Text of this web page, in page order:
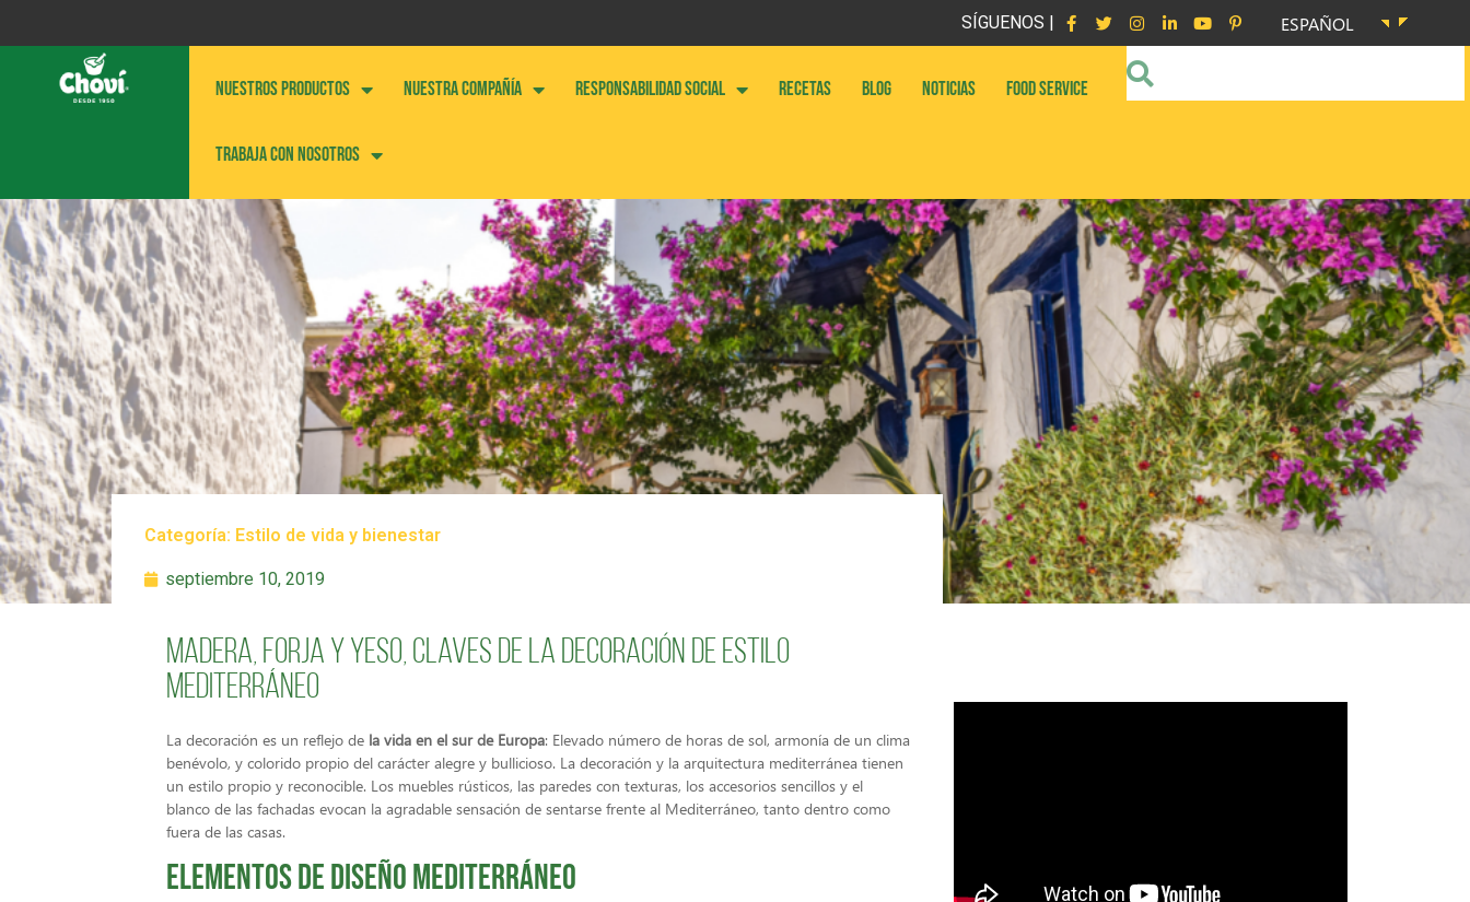
SÍGUENOS | ESPAÑOL
NUESTROS PRODUCTOS NUESTRA COMPAÑÍA RESPONSABILIDAD SOCIAL RECETAS BLOG NOTICIAS FOOD SERVICE
Trabaja con nosotros
Categoría: Estilo de vida y bienestar
septiembre 10, 2019
Madera, forja y yeso, claves de la decoración de estilo
mediterráneo
La decoración es un reflejo de la vida en el sur de Europa: Elevado número de horas de sol, armonía de un clima
benévolo, y colorido propio del carácter alegre y bullicioso. La decoración y la arquitectura mediterránea tienen
un estilo propio y reconocible. Los muebles rústicos, las paredes con texturas, los accesorios sencillos y el
blanco de las fachadas evocan la agradable sensación de sentarse frente al Mediterráneo, tanto dentro como
fuera de las casas.
Elementos de diseño mediterráneo